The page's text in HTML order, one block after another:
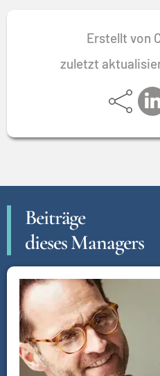
zu einem ausgezeichneten
Erstellt von
zuletzt
Beiträge
dieses Managers